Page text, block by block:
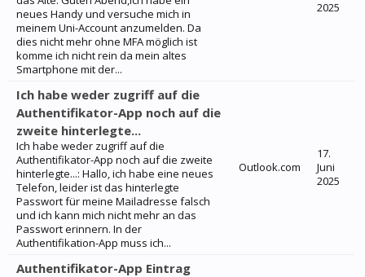
neues Handy und versuche mich in
meinem Uni-Account anzumelden. Da
dies nicht mehr ohne MFA möglich ist
komme ich nicht rein da mein altes
Smartphone mit der...
2025
Ich habe weder zugriff auf die
Authentifikator-App noch auf die
zweite hinterlegte...
Ich habe weder zugriff auf die
Authentifikator-App noch auf die zweite
hinterlegte...: Hallo, ich habe eine neues
Telefon, leider ist das hinterlegte
Passwort für meine Mailadresse falsch
und ich kann mich nicht mehr an das
Passwort erinnern. In der
Authentifikation-App muss ich...
Outlook.com
17.
Juni
2025
Authentifikator-App Eintrag